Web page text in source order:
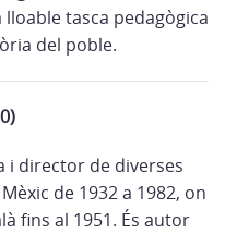
tasca pedagògica
del poble.
i director de diverses
de 1932 a 1982, on
fins al 1951. És autor